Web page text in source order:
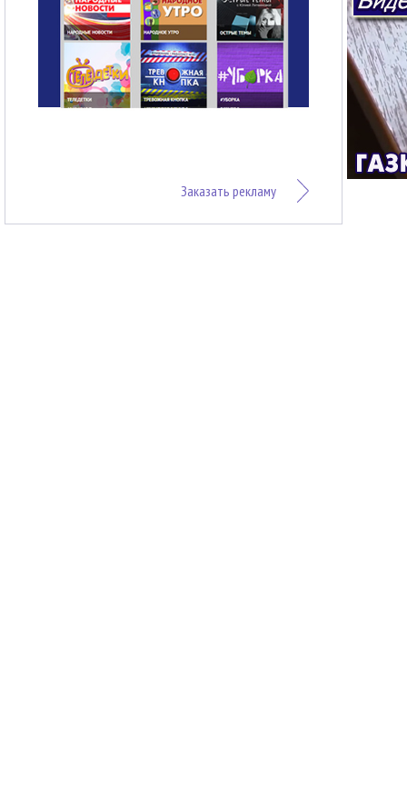
Заказать рекламу